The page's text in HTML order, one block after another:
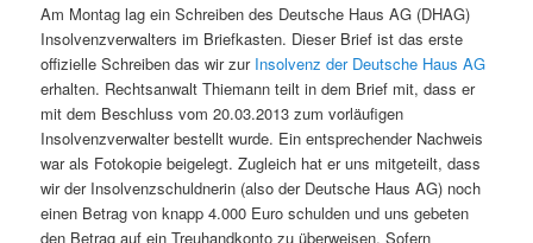
Am Montag lag ein Schreiben des Deutsche Haus AG (DHAG)
Insolvenzverwalters im Briefkasten. Dieser Brief ist das erste
offizielle Schreiben das wir zur Insolvenz der Deutsche Haus AG
erhalten. Rechtsanwalt Thiemann teilt in dem Brief mit, dass er
mit dem Beschluss vom 20.03.2013 zum vorläufigen
Insolvenzverwalter bestellt wurde. Ein entsprechender Nachweis
war als Fotokopie beigelegt. Zugleich hat er uns mitgeteilt, dass
wir der Insolvenzschuldnerin (also der Deutsche Haus AG) noch
einen Betrag von knapp 4.000 Euro schulden und uns gebeten
den Betrag auf ein Treuhandkonto zu überweisen. Sofern